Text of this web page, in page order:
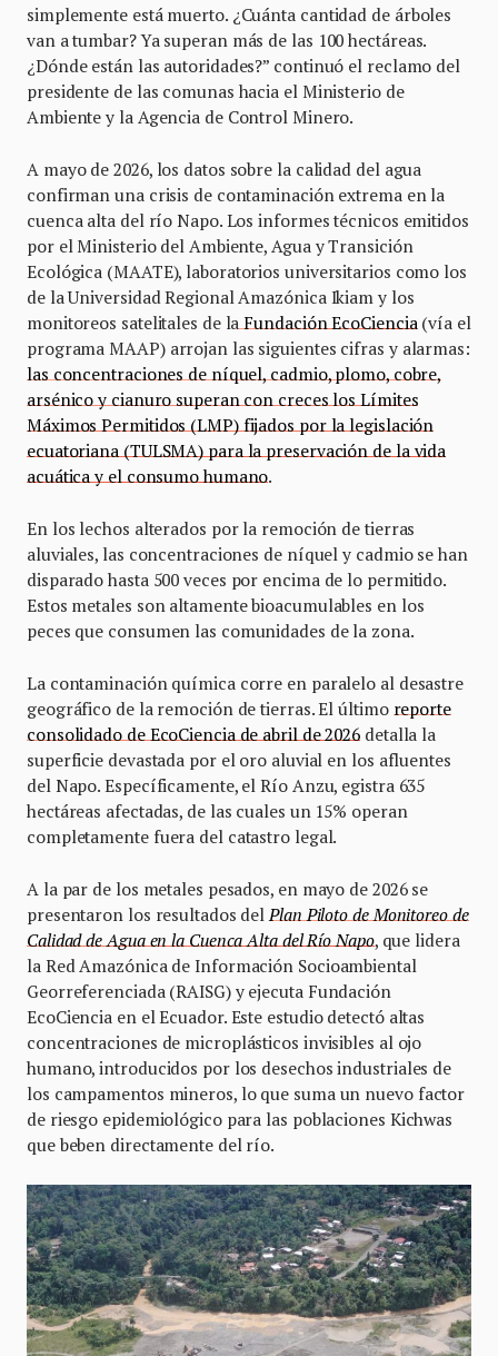
simplemente está muerto. ¿Cuánta cantidad de árboles
van a tumbar? Ya superan más de las 100 hectáreas.
¿Dónde están las autoridades?” continuó el reclamo del
presidente de las comunas hacia el Ministerio de
Ambiente y la Agencia de Control Minero.
A mayo de 2026, los datos sobre la calidad del agua
confirman una crisis de contaminación extrema en la
cuenca alta del río Napo. Los informes técnicos emitidos
por el Ministerio del Ambiente, Agua y Transición
Ecológica (MAATE), laboratorios universitarios como los
de la Universidad Regional Amazónica Ikiam y los
monitoreos satelitales de la Fundación EcoCiencia (vía el
programa MAAP) arrojan las siguientes cifras y alarmas:
las concentraciones de níquel, cadmio, plomo, cobre,
arsénico y cianuro superan con creces los Límites
Máximos Permitidos (LMP) fijados por la legislación
ecuatoriana (TULSMA) para la preservación de la vida
acuática y el consumo humano.
En los lechos alterados por la remoción de tierras
aluviales, las concentraciones de níquel y cadmio se han
disparado hasta 500 veces por encima de lo permitido.
Estos metales son altamente bioacumulables en los
peces que consumen las comunidades de la zona.
La contaminación química corre en paralelo al desastre
geográfico de la remoción de tierras. El último reporte
consolidado de EcoCiencia de abril de 2026 detalla la
superficie devastada por el oro aluvial en los afluentes
del Napo. Específicamente, el Río Anzu, egistra 635
hectáreas afectadas, de las cuales un 15% operan
completamente fuera del catastro legal.
A la par de los metales pesados, en mayo de 2026 se
presentaron los resultados del Plan Piloto de Monitoreo de
Calidad de Agua en la Cuenca Alta del Río Napo, que lidera
la Red Amazónica de Información Socioambiental
Georreferenciada (RAISG) y ejecuta Fundación
EcoCiencia en el Ecuador. Este estudio detectó altas
concentraciones de microplásticos invisibles al ojo
humano, introducidos por los desechos industriales de
los campamentos mineros, lo que suma un nuevo factor
de riesgo epidemiológico para las poblaciones Kichwas
que beben directamente del río.